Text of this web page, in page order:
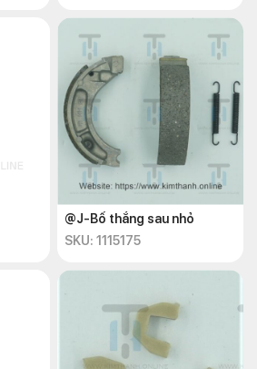
@J-Bố thắng sau nhỏ
SKU: 1115175